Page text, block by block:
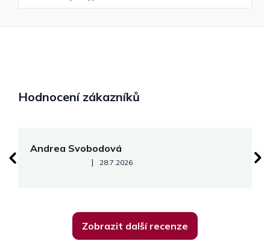
Hodnocení zákazníků
Andrea Svobodová
Hodnocení obchodu je 5 z 5 hvězdiček.
| 28.7.2026
Zobrazit další recenze